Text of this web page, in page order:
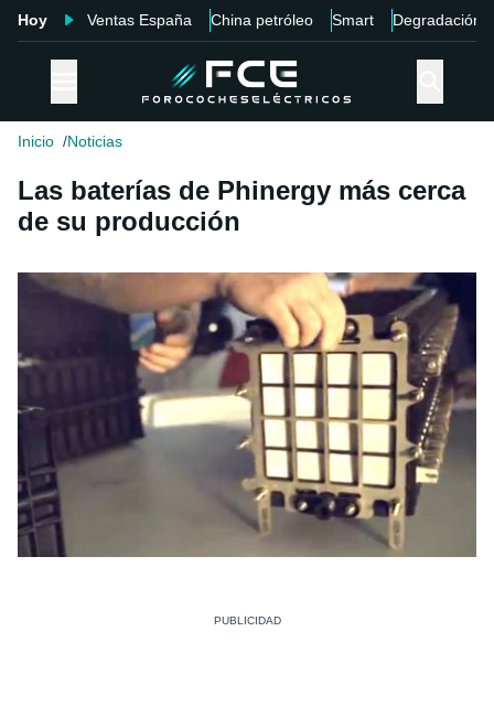
Hoy Ventas España China petróleo Smart Degradación
Inicio Noticias
Las baterías de Phinergy más cerca
de su producción